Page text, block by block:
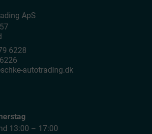
ApS
6228
autotrading.dk
13:00 – 17:00